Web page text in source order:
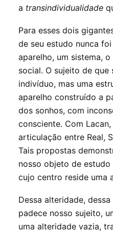
a transindividualidade
Para esses dois
de seu estudo nunca
aparelho, um sistema,
social. O sujeito de que
indivíduo, mas uma
aparelho construído a
dos sonhos, com
consciente. Com
articulação entre Real,
Tais propostas
nosso objeto de estudo
cujo centro reside uma
Dessa alteridade,
padece nosso sujeito,
uma alteridade vazia,